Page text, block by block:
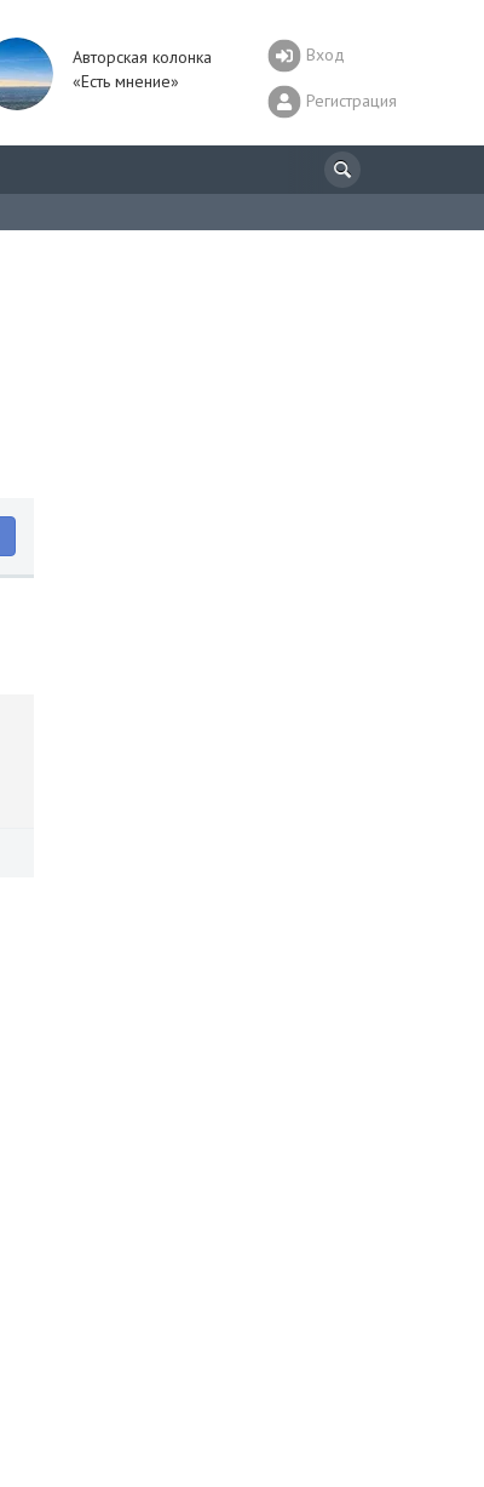
Авторская колонка
«Есть мнение»
Вход
Регистрация